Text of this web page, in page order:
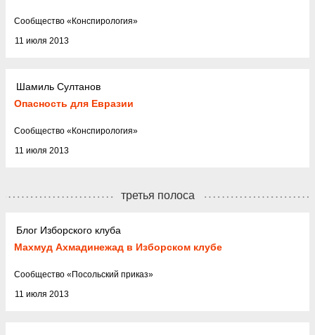
11 июля 2013
Cообщество «Конспирология»
Шамиль Султанов
Опасность для Евразии
11 июля 2013
Cообщество «Конспирология»
третья полоса
Блог Изборского клуба
Махмуд Ахмадинежад в Изборском клубе
11 июля 2013
Cообщество «Посольский приказ»